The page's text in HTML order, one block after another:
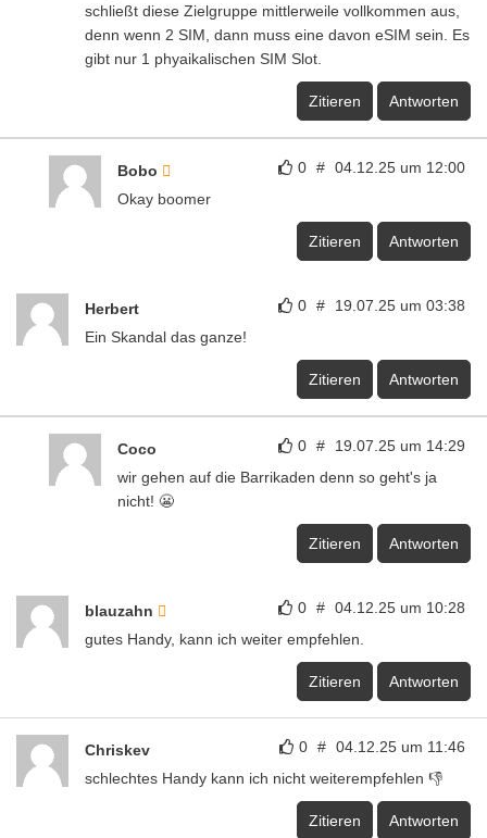
schließt diese Zielgruppe mittlerweile vollkommen aus,
denn wenn 2 SIM, dann muss eine davon eSIM sein. Es
gibt nur 1 phyaikalischen SIM Slot.
Zitieren Antworten
0 # 04.12.25 um 12:00
Bobo
Okay boomer
Zitieren Antworten
0 # 19.07.25 um 03:38
Herbert
Ein Skandal das ganze!
Zitieren Antworten
0 # 19.07.25 um 14:29
Coco
wir gehen auf die Barrikaden denn so geht's ja
nicht! 😬
Zitieren Antworten
0 # 04.12.25 um 10:28
blauzahn
gutes Handy, kann ich weiter empfehlen.
Zitieren Antworten
0 # 04.12.25 um 11:46
Chriskev
schlechtes Handy kann ich nicht weiterempfehlen 👎
Zitieren Antworten